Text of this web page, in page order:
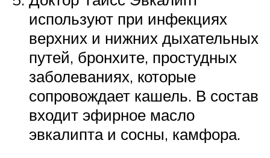
используют при инфекциях
верхних и нижних дыхательных
путей, бронхите, простудных
заболеваниях, которые
сопровождает кашель. В состав
входит эфирное масло
эвкалипта и сосны, камфора.